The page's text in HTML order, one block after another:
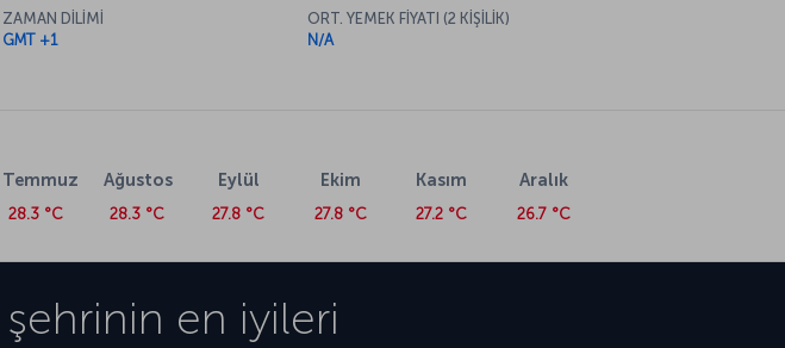
ZAMAN DİLİMİ
GMT +1
ORT. YEMEK FİYATI (2 KİŞİLİK)
N/A
Temmuz
28.3 °C
Ağustos
28.3 °C
Eylül
27.8 °C
Ekim
27.8 °C
Kasım
27.2 °C
Aralık
26.7 °C
şehrinin en iyileri